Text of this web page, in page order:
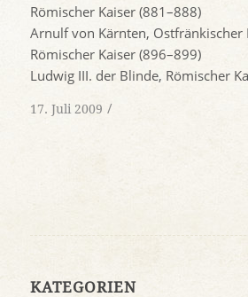
Römischer Kaiser (881–888)
Arnulf von Kärnten, Ostfränkischer
Römischer Kaiser (896–899)
Ludwig III. der Blinde, Römischer
17. Juli 2009 /
KATEGORIEN